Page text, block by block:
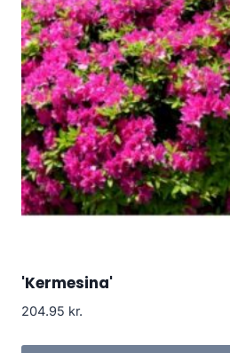
'Kermesina'
204.95 kr.